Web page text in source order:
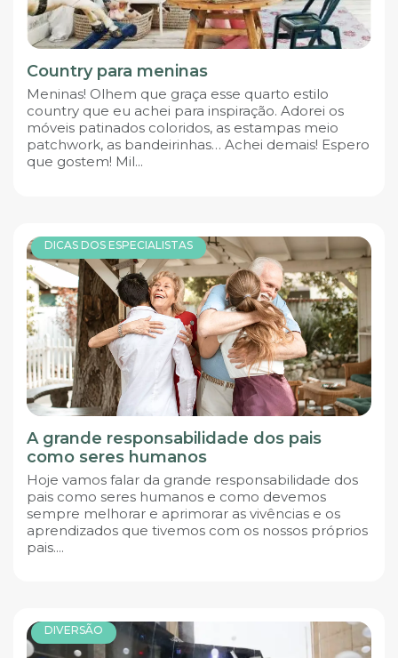
Country para meninas
Meninas! Olhem que graça esse quarto estilo
country que eu achei para inspiração. Adorei os
móveis patinados coloridos, as estampas meio
patchwork, as bandeirinhas… Achei demais! Espero
que gostem! Mil...
DICAS DOS ESPECIALISTAS
A grande responsabilidade dos pais
como seres humanos
Hoje vamos falar da grande responsabilidade dos
pais como seres humanos e como devemos
sempre melhorar e aprimorar as vivências e os
aprendizados que tivemos com os nossos próprios
pais....
DIVERSÃO